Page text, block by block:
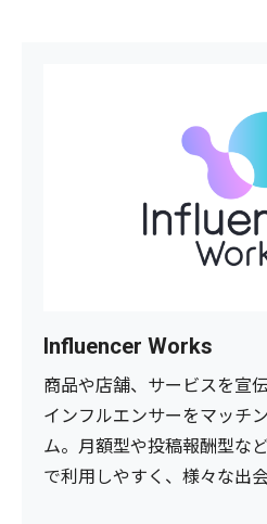
Influencer Works
商品や店舗、サービスを宣
インフルエンサーをマッチ
ム。月額型や投稿報酬型な
で利用しやすく、様々な出